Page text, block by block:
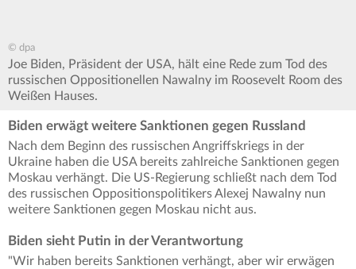
© dpa
Joe Biden, Präsident der USA, hält eine Rede zum Tod des
russischen Oppositionellen Nawalny im Roosevelt Room des
Weißen Hauses.
Biden erwägt weitere Sanktionen gegen Russland
Nach dem Beginn des russischen Angriffskriegs in der
Ukraine haben die USA bereits zahlreiche Sanktionen gegen
Moskau verhängt. Die US-Regierung schließt nach dem Tod
des russischen Oppositionspolitikers Alexej Nawalny nun
weitere Sanktionen gegen Moskau nicht aus.
Biden sieht Putin in der Verantwortung
"Wir haben bereits Sanktionen verhängt, aber wir erwägen